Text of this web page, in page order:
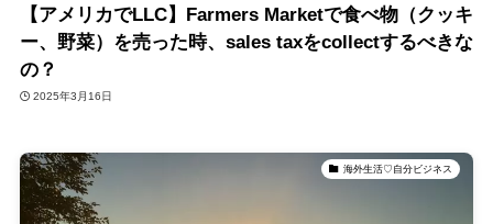
【アメリカでLLC】Farmers Marketで食べ物（クッキ
ー、野菜）を売った時、sales taxをcollectするべきな
の？
2025年3月16日
海外生活♡自分ビジネス